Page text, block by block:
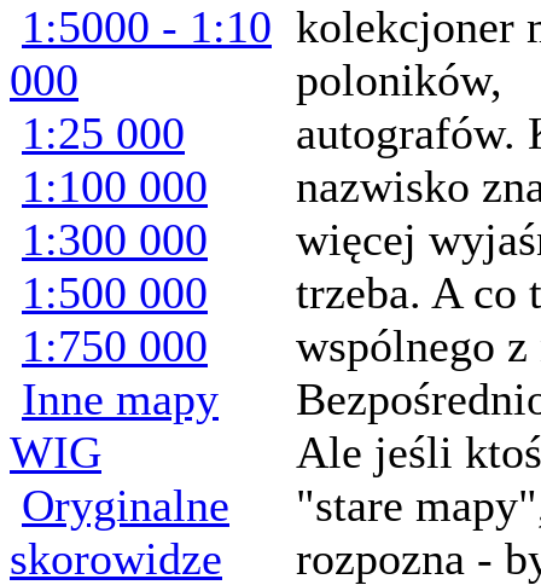
1:5000 - 1:10
000
1:25 000
1:100 000
1:300 000
1:500 000
1:750 000
Inne mapy
WIG
Oryginalne
skorowidze
kolekcjoner
poloników,
autografów.
nazwisko
więcej
trzeba. A co
wspólnego z
Ale jeśli
"stare
rozpozna -